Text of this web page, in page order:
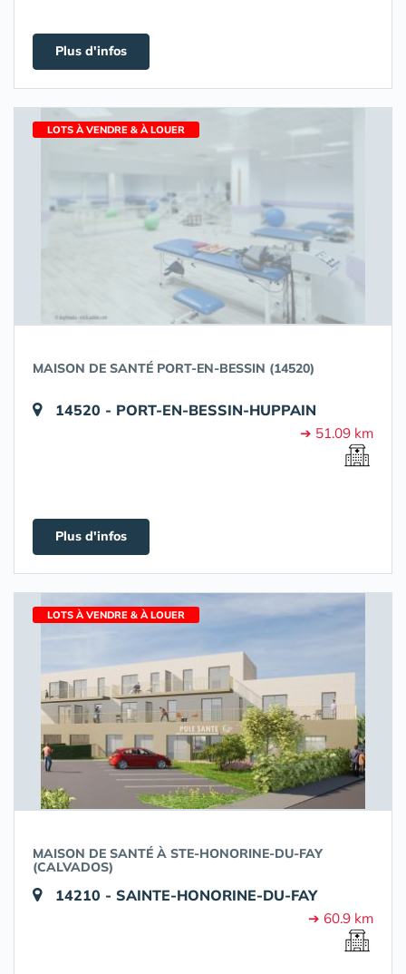
Plus d'infos
LOTS À VENDRE & À LOUER
MAISON DE SANTÉ PORT-EN-BESSIN (14520)
14520 - PORT-EN-BESSIN-HUPPAIN
➔ 51.09 km
Plus d'infos
LOTS À VENDRE & À LOUER
MAISON DE SANTÉ À STE-HONORINE-DU-FAY
(CALVADOS)
14210 - SAINTE-HONORINE-DU-FAY
➔ 60.9 km